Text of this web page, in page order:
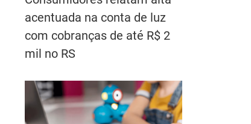
acentuada na conta de luz
com cobranças de até R$ 2
mil no RS